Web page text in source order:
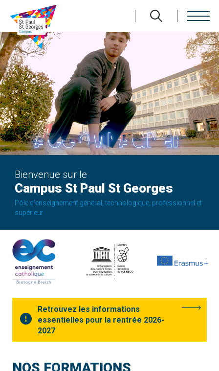
contenu
principal
Bienvenue sur le
Campus St Paul St Georges
Pôle d’enseignement général, technologique, professionnel et
supérieur
Retrouvez les informations
essentielles pour la rentrée 2026-
2027